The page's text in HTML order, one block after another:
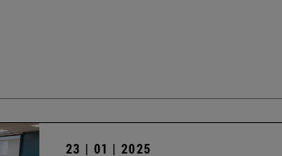
23 | 01 | 2025